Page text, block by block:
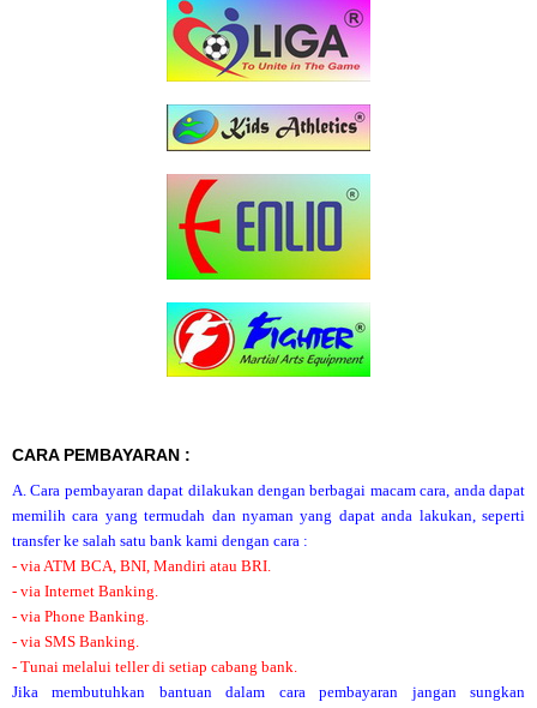
CARA PEMBAYARAN :
A. Cara pembayaran dapat dilakukan dengan berbagai macam cara, anda dapat
memilih cara yang termudah dan nyaman yang dapat anda lakukan, seperti
transfer ke salah satu bank kami dengan cara :
- via ATM BCA, BNI, Mandiri atau BRI.
- via Internet Banking.
- via Phone Banking.
- via SMS Banking.
- Tunai melalui teller di setiap cabang bank.
Jika membutuhkan bantuan dalam cara pembayaran jangan sungkan